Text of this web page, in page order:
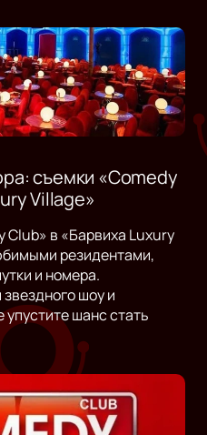
съемки «Comedy
Village»
Club» в «Барвиха Luxury
резидентами,
и номера.
шоу и
шанс стать